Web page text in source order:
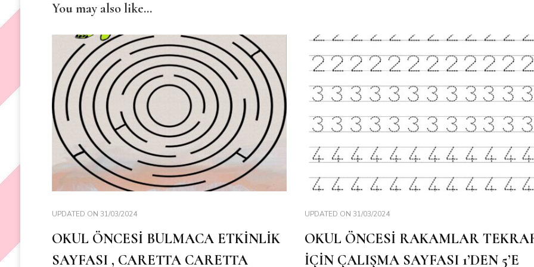
You may also like...
UPDATED ON 31/03/2024
OKUL ÖNCESİ BULMACA ETKİNLİK
SAYFASI , CARETTA CARETTA
UPDATED ON 31/03/2024
OKUL ÖNCESİ RAKAMLAR
İÇİN ÇALIŞMA SAYFASI 1’DEN 5’E